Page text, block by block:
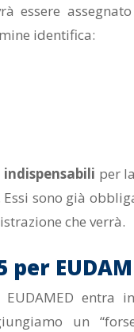
essere
identifica:
indispensabili per
sono già
che verrà.
EUDAMED entra
un